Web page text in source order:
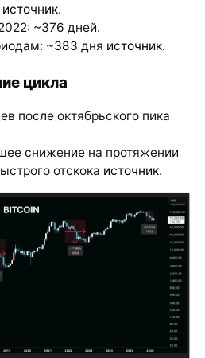
источник.
~376 дней.
~383 дня источник.
цикла
после октябрьского пика
снижение на протяжении
отскока источник.